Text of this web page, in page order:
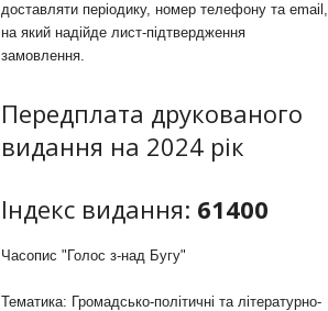
доставляти періодику, номер телефону та email,
на який надійде лист-підтвердження
замовлення.
Передплата друкованого
видання на 2024 рік
Індекс видання: 61400
Часопис "Голос з-над Бугу"
Тематика: Громадсько-політичні та літературно-